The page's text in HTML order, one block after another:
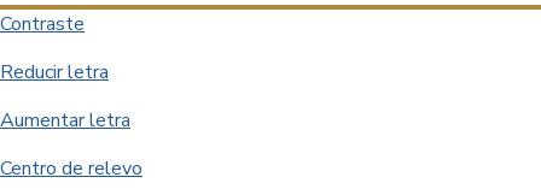
Contraste
Reducir letra
Aumentar letra
Centro de relevo